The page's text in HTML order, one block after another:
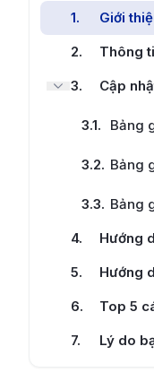
1.
Giới
2.
Thông
3. Cập
3.1. Bảng
3.2. Bảng
3.3. Bảng
4.
Hướng
5.
Hướng
6.
Top 5
7.
Lý do